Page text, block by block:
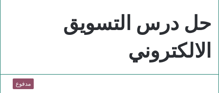
حل درس التسويق
الالكتروني
مدفوع